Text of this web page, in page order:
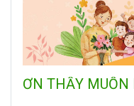
ƠN THẦY MUỐN